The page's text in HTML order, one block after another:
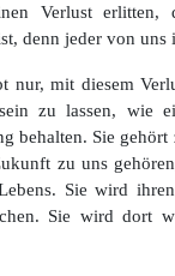
Verlust
denn jeder von uns
nur, mit diesem
zu lassen, wie
behalten. Sie
zu uns
Sie wird
Sie wird dort